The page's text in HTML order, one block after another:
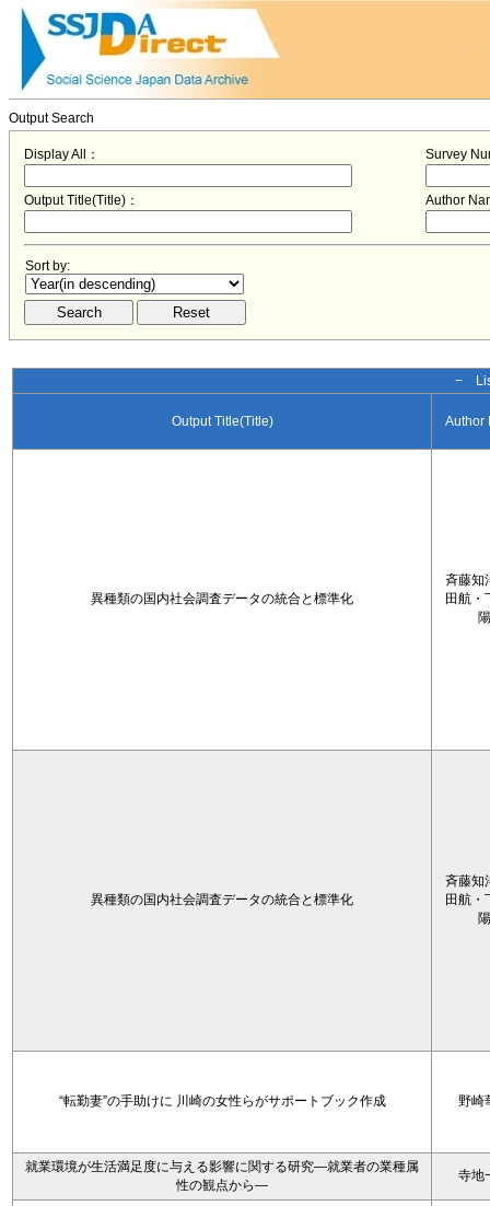
Output Search
Display All： Survey
Output Title(Title)： Author
Sort by:
−
Output Title(Title) Author
異種類の国内社会調査データの統合と標準化
斉藤知
田航・
陽
異種類の国内社会調査データの統合と標準化
斉藤知
田航・
陽
“転勤妻”の手助けに 川崎の女性らがサポートブック作成 野崎
就業環境が生活満足度に与える影響に関する研究―就業者の業種属
性の観点から―
寺地